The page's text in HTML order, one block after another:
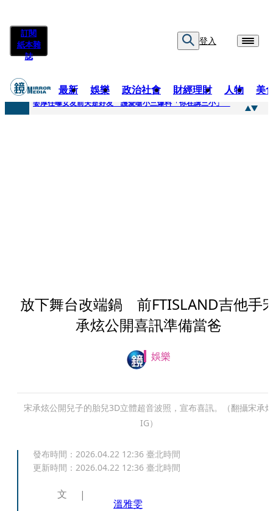
訂閱
紙本雜
誌
登入
最新 娛樂 政治社會 財經理財 人物 美
快訊
姜厚任曝女友前夫是好友 護愛嗆小三爆料「你在講三小」
放下舞台改端鍋 前FTISLAND吉他手
承炫公開喜訊準備當爸
娛樂
宋承炫公開兒子的胎兒3D立體超音波照，宣布喜訊。（翻攝宋承炫
IG）
發布時間： 2026.04.22 12:36 臺北時間
更新時間： 2026.04.22 12:36 臺北時間
文
溫雅雯